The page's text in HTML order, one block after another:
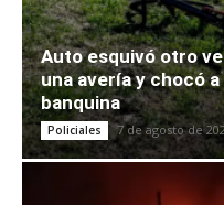
Auto esquivó otro
una avería y chocó
banquina
Policiales 7 de agosto de